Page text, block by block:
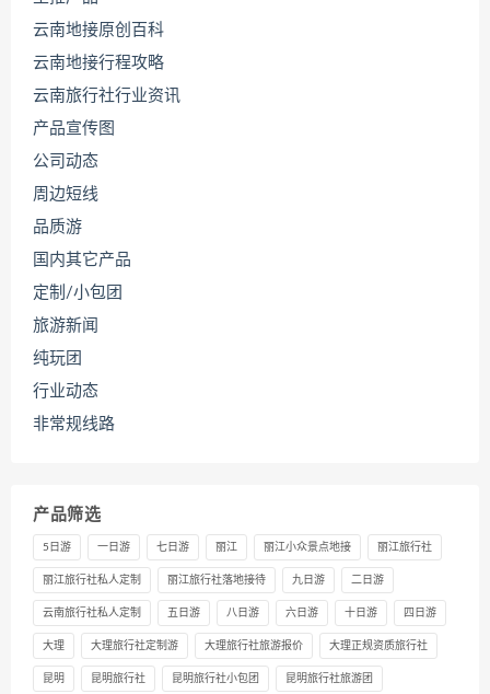
云南地接原创百科
云南地接行程攻略
云南旅行社行业资讯
产品宣传图
公司动态
周边短线
品质游
国内其它产品
定制/小包团
旅游新闻
纯玩团
行业动态
非常规线路
产品筛选
5日游 一日游 七日游 丽江 丽江小众景点地接 丽江旅行社
丽江旅行社私人定制 丽江旅行社落地接待 九日游 二日游
云南旅行社私人定制 五日游 八日游 六日游 十日游 四日游
大理 大理旅行社定制游 大理旅行社旅游报价 大理正规资质旅行社
昆明 昆明旅行社 昆明旅行社小包团 昆明旅行社旅游团